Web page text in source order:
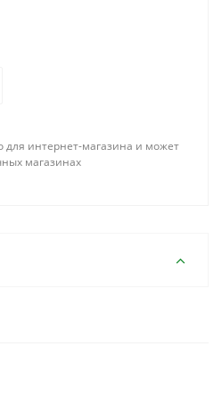
для интернет-магазина и может
магазинах